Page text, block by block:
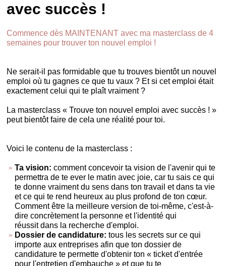
avec succès !
Commence dès MAINTENANT avec ma masterclass de 4
semaines pour trouver ton nouvel emploi !
Ne serait-il pas formidable que tu trouves bientôt un nouvel
emploi où tu gagnes ce que tu vaux ? Et si cet emploi était
exactement celui qui te plaît vraiment ?
La masterclass « Trouve ton nouvel emploi avec succès ! »
peut bientôt faire de cela une réalité pour toi.
Voici le contenu de la masterclass :
Ta vision: comment concevoir ta vision de l'avenir qui te
permettra de te ever le matin avec joie, car tu sais ce qui
te donne vraiment du sens dans ton travail et dans ta vie
et ce qui te rend heureux au plus profond de ton cœur.
Comment être la meilleure version de toi-même, c'est-à-
dire concrètement la personne et l'identité qui
réussit dans la recherche d'emploi.
Dossier de candidature: tous les secrets sur ce qui
importe aux entreprises afin que ton dossier de
candidature te permette d'obtenir ton « ticket d'entrée
pour l'entretien d'embauche » et que tu te